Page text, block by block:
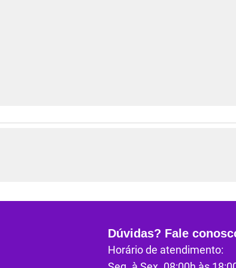
Dúvidas? Fale
Horário de atendimento: